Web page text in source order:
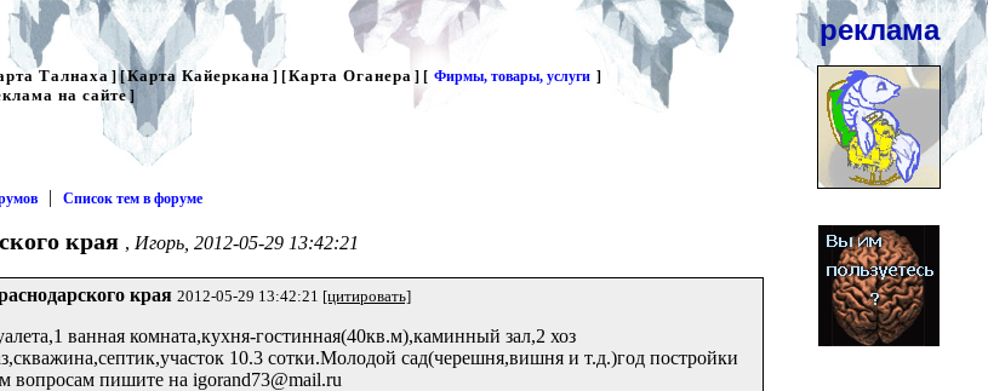
Талнаха ] [Карта Кайеркана] [Карта Оганера ] [ Фирмы, товары, услуги ]
на сайте]
| Список тем в форуме
края , Игорь, 2012-05-29 13:42:21
края 2012-05-29 13:42:21 [цитировать]
ванная комната,кухня-гостинная(40кв.м),каминный зал,2 хоз
10.3 сотки.Молодой сад(черешня,вишня и т.д.)год постройки
вопросам пишите на igorand73@mail.ru
реклама